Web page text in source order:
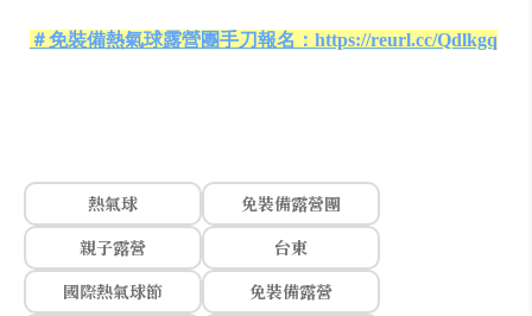
＃免裝備熱氣球露營團手刀報名：https://reurl.cc/Qdlkgq
熱氣球
免裝備露營團
親子露營
台東
國際熱氣球節
免裝備露營